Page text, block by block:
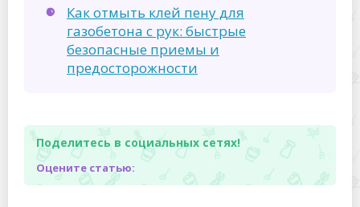
Как отмыть клей пену для
газобетона с рук: быстрые
безопасные приемы и
предосторожности
Поделитесь в социальных сетях!
Оцените статью: